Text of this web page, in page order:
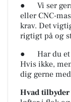
● Vi ser
eller CNC-
krav. Det
rigtigt på og
● Har du et
Hvis ikke,
dig gerne
Hvad tilbyder